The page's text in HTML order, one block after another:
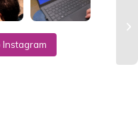
Instagram